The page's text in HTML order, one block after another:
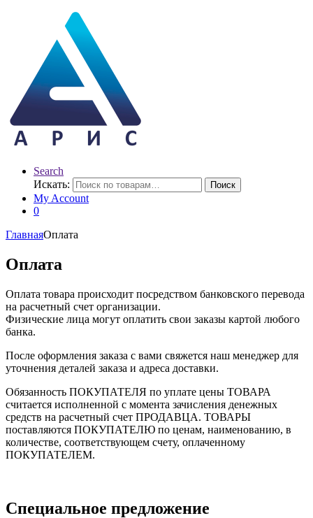
Search
Искать:
Поиск
My Account
0
ГлавнаяОплата
Оплата
Оплата товара происходит посредством банковского перевода
на расчетный счет организации.
Физические лица могут оплатить свои заказы картой любого
банка.
После оформления заказа с вами свяжется наш менеджер для
уточнения деталей заказа и адреса доставки.
Обязанность ПОКУПАТЕЛЯ по уплате цены ТОВАРА
считается исполненной с момента зачисления денежных
средств на расчетный счет ПРОДАВЦА. ТОВАРЫ
поставляются ПОКУПАТЕЛЮ по ценам, наименованию, в
количестве, соответствующем счету, оплаченному
ПОКУПАТЕЛЕМ.
Специальное предложение